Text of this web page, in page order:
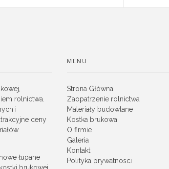
rolnictwa.
i
ceny
łupane
brukowej
MENU
Strona Główna
Zaopatrzenie rolnictwa
Materiały budowlane
Kostka brukowa
O firmie
Galeria
Kontakt
Polityka prywatnosci